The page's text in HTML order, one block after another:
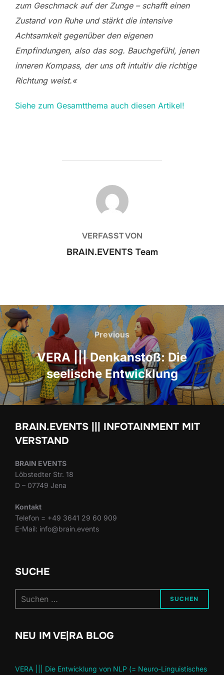
zum Geschmack auf der Zunge – schafft einen
Zustand von Ruhe und stärkt die intensive
Achtsamkeit gegenüber den eigenen
Empfindungen, also das sog. Bauchgefühl, jenen
inneren Kompass, der uns oft intuitiv die richtige
Richtung weist.«
Siehe zum Gesamtthema auch diesen Artikel!
BEITRAGSAUTOR
VERFASST VON
BRAIN.EVENTS Team
Beitrags-
Navigation
Previous
Previous
VERA ||| Denkanstoß: Die
seelische Entwicklung
BRAIN.EVENTS ||| INFOTAINMENT MIT
VERSTAND
BRAIN EVENTS
Löbstedter Str. 18
D – 07749 Jena
Kontakt
Telefon = +49 3641 29 60 909
E-Mail: info@brain.events
SUCHE
nach:
SUCHEN
NEU IM VE|RA BLOG
VERA ||| Die Entwicklung von NLP (= Neuro-Linguistisches